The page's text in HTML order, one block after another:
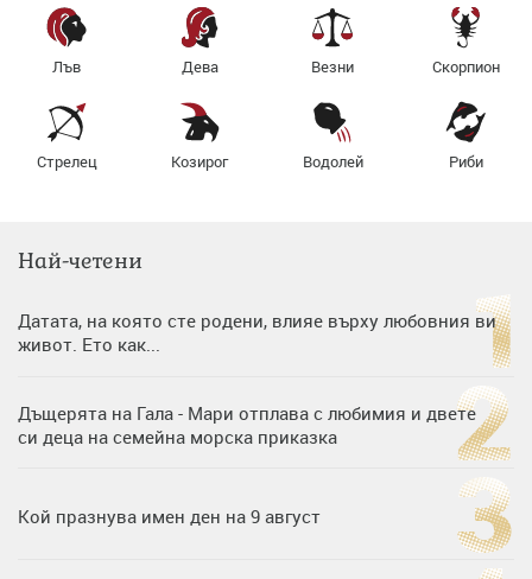
Лъв Дева Везни Скорпион
Стрелец Козирог Водолей Риби
Най-четени
Датата, на която сте родени, влияе върху любовния ви
живот. Ето как...
Дъщерята на Гала - Мари отплава с любимия и двете
си деца на семейна морска приказка
Кой празнува имен ден на 9 август